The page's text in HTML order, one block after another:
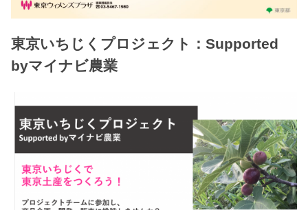
東京いちじくプロジェクト：Supported
byマイナビ農業